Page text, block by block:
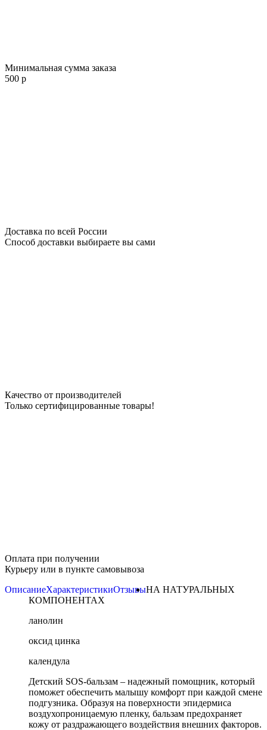
Минимальная сумма заказа
500 р
Доставка по всей России
Способ доставки выбираете вы сами
Качество от производителей
Только сертифицированные товары!
Оплата при получении
Курьеру или в пункте самовывоза
ОписаниеХарактеристикиОтзывыНА НАТУРАЛЬНЫХ
КОМПОНЕНТАХ
ланолин
оксид цинка
календула
Детский SOS-бальзам – надежный помощник, который
поможет обеспечить малышу комфорт при каждой смене
подгузника. Образуя на поверхности эпидермиса
воздухопроницаемую пленку, бальзам предохраняет
кожу от раздражающего воздействия внешних факторов.